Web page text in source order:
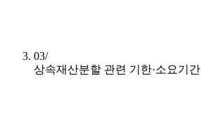
03/
상속재산분할 관련 기한·소요기간